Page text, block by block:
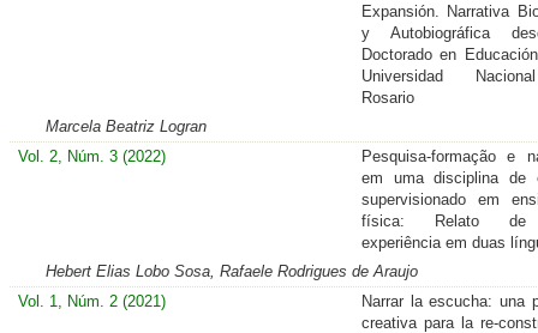
Expansión. Narrativa
y Autobiográfica
Doctorado en
Universidad
Rosario
Marcela Beatriz Logran
Vol. 2, Núm. 3 (2022)
Pesquisa-formação e
em uma disciplina de
supervisionado em
física: Relato de
experiência em duas
Hebert Elias Lobo Sosa, Rafaele Rodrigues de Araujo
Vol. 1, Núm. 2 (2021)
Narrar la escucha: una
creativa para la re-